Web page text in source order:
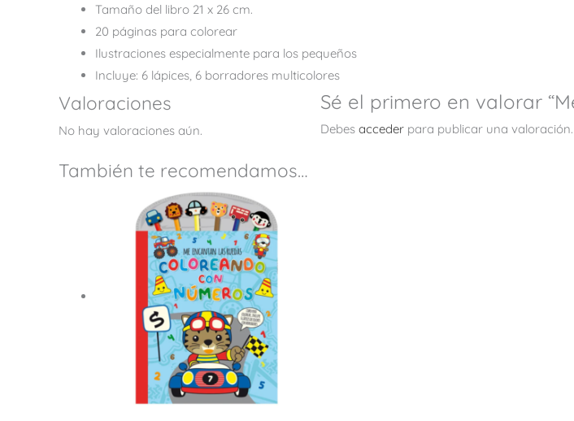
Tamaño del libro 21 x 26 cm.
20 páginas para colorear
Ilustraciones especialmente para los pequeños
Incluye: 6 lápices, 6 borradores multicolores
Valoraciones
No hay valoraciones aún.
Sé el primero en valorar
Debes acceder para publicar una valoración.
También te recomendamos…